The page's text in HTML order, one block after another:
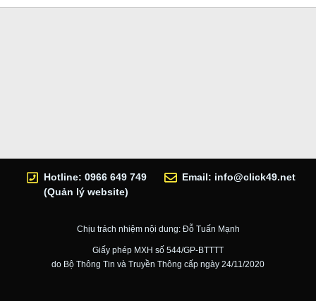
Hotline: 0966 649 749
(Quản lý website)
Email: info@click49.net
Chịu trách nhiệm nội dung: Đỗ Tuấn Mạnh
Giấy phép MXH số 544/GP-BTTTT
do Bộ Thông Tin và Truyền Thông cấp ngày 24/11/2020